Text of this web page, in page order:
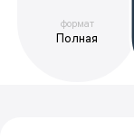
формат
Полная